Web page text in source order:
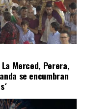
Merced, Perera,
se encumbran